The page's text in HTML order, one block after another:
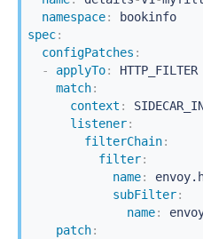
namespace:
bookinfo
spec:
configPatches :
-
applyTo:
HTTP_FILTER
match:
context :
listener:
filterChain:
filter:
name:
subFilter:
name:
patch: